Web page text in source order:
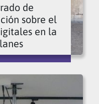
de
sobre el
en la